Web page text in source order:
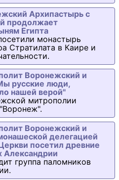
Архипастырь с
продолжает
Египта
монастырь
Стратилата в Каире и
Воронежский и
русские люди,
нашей верой"
митрополии
Воронежский и
делегацией
посетил древние
Александрии
группа паломников